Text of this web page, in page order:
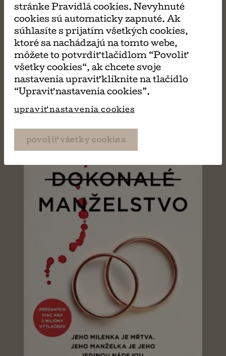
MÔŽE SA VÁM TIEŽ
PÁČIŤ
stránke Pravidlá cookies. Nevyhnuté
cookies sú automaticky zapnuté. Ak
súhlasíte s prijatím všetkých cookies,
ktoré sa nachádzajú na tomto webe,
môžete to potvrdiť tlačidlom “Povoliť
všetky cookies“, ak chcete svoje
nastavenia upraviť kliknite na tlačidlo
“Upraviť nastavenia cookies”.
upraviť nastavenia cookies
povoliť všetky cookies